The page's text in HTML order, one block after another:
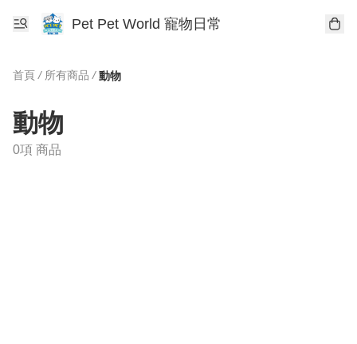
Pet Pet World 寵物日常
首頁 / 所有商品 / 動物
動物
0項 商品